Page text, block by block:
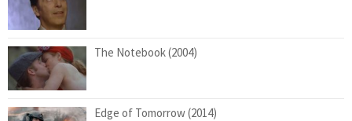
The Notebook (2004)
Edge of Tomorrow (2014)